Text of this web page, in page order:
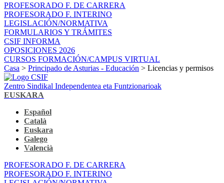
PROFESORADO F. DE CARRERA
PROFESORADO F. INTERINO
LEGISLACIÓN/NORMATIVA
FORMULARIOS Y TRÁMITES
CSIF INFORMA
OPOSICIONES 2026
CURSOS FORMACIÓN/CAMPUS VIRTUAL
Casa > Principado de Asturias - Educación > Licencias y permisos
Zentro Sindikal Independentea eta Funtzionarioak
EUSKARA
Español
Català
Euskara
Galego
Valencià
PROFESORADO F. DE CARRERA
PROFESORADO F. INTERINO